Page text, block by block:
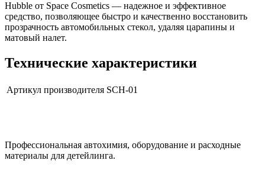
Hubble от Space Cosmetics — надежное и эффективное
средство, позволяющее быстро и качественно восстановить
прозрачность автомобильных стекол, удаляя царапины и
матовый налет.
Технические характеристики
Артикул производителя SCH-01
Профессиональная автохимия, оборудование и расходные
материалы для детейлинга.